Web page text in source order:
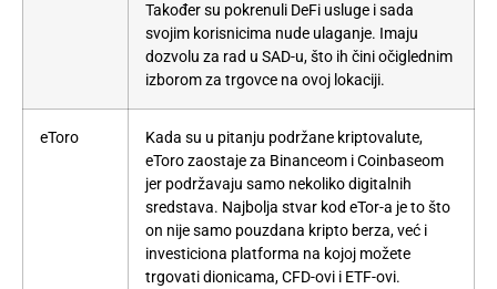
Također su pokrenuli DeFi usluge i sada
svojim korisnicima nude ulaganje. Imaju
dozvolu za rad u SAD-u, što ih čini očiglednim
izborom za trgovce na ovoj lokaciji.
eToro
Kada su u pitanju podržane kriptovalute,
eToro zaostaje za Binanceom i Coinbaseom
jer podržavaju samo nekoliko digitalnih
sredstava. Najbolja stvar kod eTor-a je to što
on nije samo pouzdana kripto berza, već i
investiciona platforma na kojoj možete
trgovati dionicama,CFD-ovi i ETF-ovi.